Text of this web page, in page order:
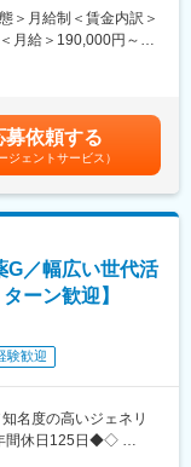
た製造・包装業務全般
した主体的な業務を
ながら固形製剤を作
施。
受動喫煙対策：屋内全
＞月給制＜賃金内訳＞
月給＞190,000円～
があります。月給(月
募依頼する
ジェントサービス）
／幅広い世代活
ーン歓迎】
験歓迎
名度の高いジェネリ
間休日125日◆◇